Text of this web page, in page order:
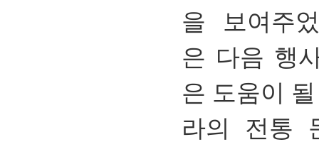
을 보여주
은 다음 행
은 도움이
라의 전통